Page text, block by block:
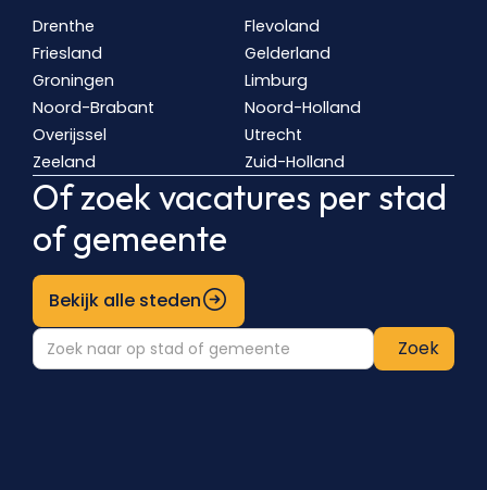
Drenthe
Flevoland
Friesland
Gelderland
Groningen
Limburg
Noord-Brabant
Noord-Holland
Overijssel
Utrecht
Zeeland
Zuid-Holland
Of zoek vacatures per stad
of gemeente
Bekijk alle steden